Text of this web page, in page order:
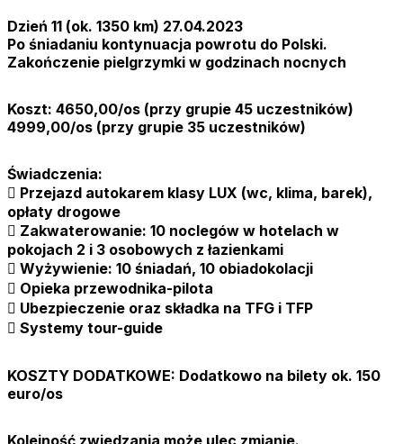
Dzień 11 (ok. 1350 km) 27.04.2023
Po śniadaniu kontynuacja powrotu do Polski.
Zakończenie pielgrzymki w godzinach nocnych
Koszt: 4650,00/os (przy grupie 45 uczestników)
4999,00/os (przy grupie 35 uczestników)
Świadczenia:
 Przejazd autokarem klasy LUX (wc, klima, barek),
opłaty drogowe
 Zakwaterowanie: 10 noclegów w hotelach w
pokojach 2 i 3 osobowych z łazienkami
 Wyżywienie: 10 śniadań, 10 obiadokolacji
 Opieka przewodnika-pilota
 Ubezpieczenie oraz składka na TFG i TFP
 Systemy tour-guide
KOSZTY DODATKOWE: Dodatkowo na bilety ok. 150
euro/os